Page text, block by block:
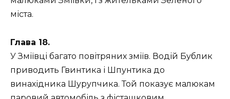
міста.
Глава 18.
У Зміївці багато повітряних зміїв. Водій Бублик
приводить Гвинтика і Шпунтика до
винахідника Шурупчика. Той показує малюкам